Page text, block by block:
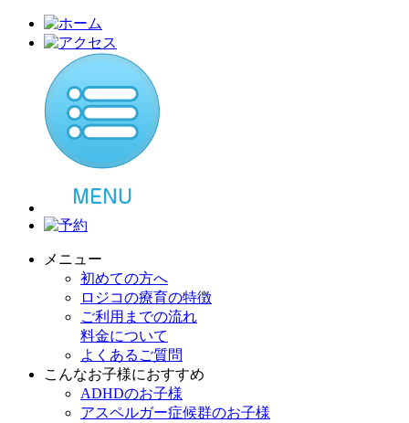
メニュー
初めての方へ
ロジコの療育の特徴
ご利用までの流れ
料金について
よくあるご質問
こんなお子様におすすめ
ADHDのお子様
アスペルガー症候群のお子様